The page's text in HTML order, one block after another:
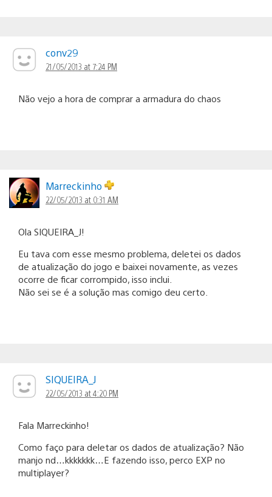
conv29
21/05/2013 at 7:24 PM
Não vejo a hora de comprar a armadura do chaos
Marreckinho
22/05/2013 at 0:31 AM
Ola SIQUEIRA_J!
Eu tava com esse mesmo problema, deletei os dados
de atualização do jogo e baixei novamente, as vezes
ocorre de ficar corrompido, isso inclui.
Não sei se é a solução mas comigo deu certo.
SIQUEIRA_J
22/05/2013 at 4:20 PM
Fala Marreckinho!
Como faço para deletar os dados de atualização? Não
manjo nd…kkkkkkk…E fazendo isso, perco EXP no
multiplayer?